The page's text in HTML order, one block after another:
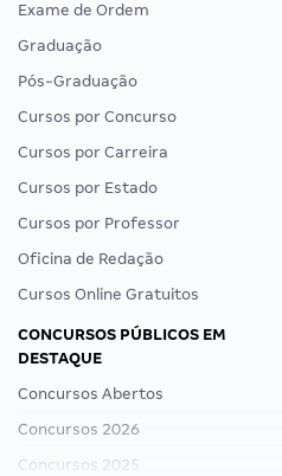
Exame de Ordem
Graduação
Pós-Graduação
Cursos por Concurso
Cursos por Carreira
Cursos por Estado
Cursos por Professor
Oficina de Redação
Cursos Online Gratuitos
CONCURSOS PÚBLICOS EM
DESTAQUE
Concursos Abertos
Concursos 2026
Concursos 2025